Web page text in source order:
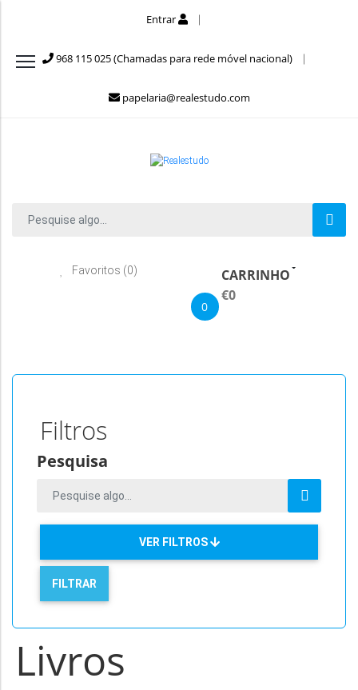
Entrar
968 115 025 (Chamadas para rede móvel nacional)
papelaria@realestudo.com
Favoritos (0)
0
CARRINHO
€0
Filtros
Pesquisa
VER FILTROS
Livros